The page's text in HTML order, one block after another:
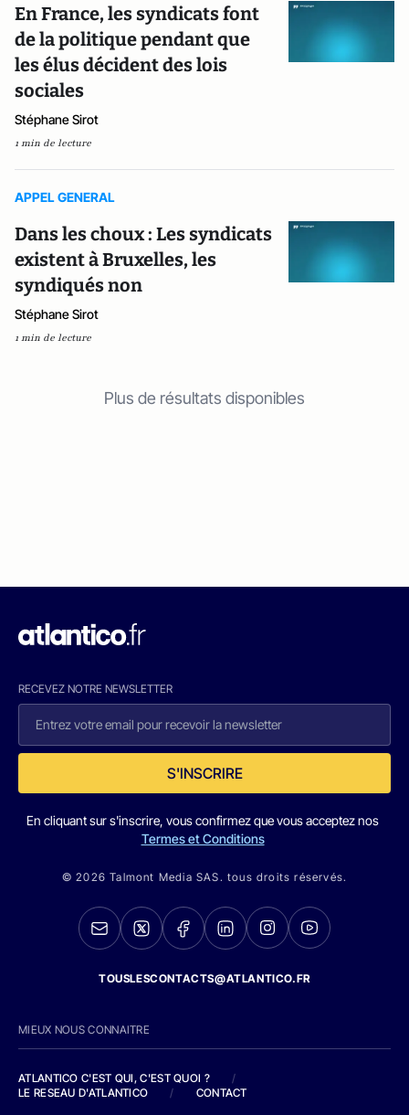
En France, les syndicats font
de la politique pendant que
les élus décident des lois
sociales
Stéphane Sirot
1 min de lecture
APPEL GENERAL
Dans les choux : Les syndicats
existent à Bruxelles, les
syndiqués non
Stéphane Sirot
1 min de lecture
Plus de résultats disponibles
RECEVEZ NOTRE NEWSLETTER
S'INSCRIRE
En cliquant sur s'inscrire, vous confirmez que vous acceptez nos
Termes et Conditions
© 2026 Talmont Media SAS. tous droits réservés.
TOUSLESCONTACTS@ATLANTICO.FR
MIEUX NOUS CONNAITRE
ATLANTICO C'EST QUI, C'EST QUOI ?
/
LE RESEAU D'ATLANTICO
/ CONTACT